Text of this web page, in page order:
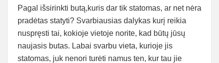
Pagal išsirinkti butą,kuris dar tik statomas, ar net nėra
pradėtas statyti? Svarbiausias dalykas kurį reikia
nuspręsti tai, kokioje vietoje norite, kad būtų jūsų
naujasis butas. Labai svarbu vieta, kurioje jis
statomas, juk nenori turėti namus ten, kur tau jie